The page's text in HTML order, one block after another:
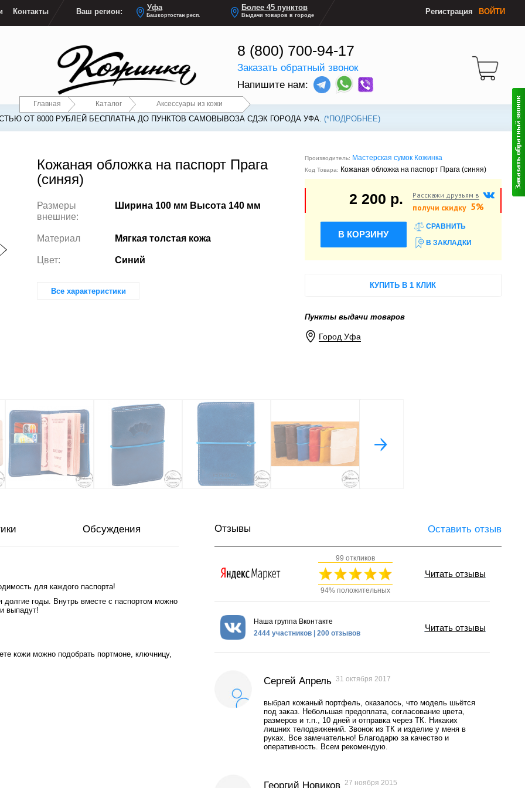
Контакты Ваш регион: Уфа
Башкортостан респ.
Более 45 пунктов
Выдачи товаров в городе Регистрация ВОЙТИ
8 (800) 700-94-17
Заказать обратный звонок
Напишите нам:
Главная Каталог Аксессуары из кожи
ОТ 8000 РУБЛЕЙ БЕСПЛАТНА ДО ПУНКТОВ САМОВЫВОЗА СДЭК ГОРОДА УФА. (*ПОДРОБНЕЕ)
Кожаная обложка на паспорт Прага
(синяя)
Размеры
внешние:
Ширина 100 мм Высота 140 мм
Материал Мягкая толстая кожа
Цвет: Синий
Все характеристики
Производитель: Мастерская сумок Кожинка
Код Товара: Кожаная обложка на паспорт Прага (синяя)
2 200 р. Расскажи друзьям в
получи скидку 5%
В КОРЗИНУ
СРАВНИТЬ
В ЗАКЛАДКИ
КУПИТЬ В 1 КЛИК
Пункты выдачи товаров
Город Уфа
Обсуждения
для каждого паспорта!
долгие годы. Внутрь вместе с паспортом можно
выпадут!
кожи можно подобрать портмоне, ключницу,
Отзывы Оставить отзыв
99 откликов
94% положительных
Читать отзывы
Наша группа Вконтакте
2444 участников | 200 отзывов
Читать отзывы
Сергей Апрель 31 октября 2017
выбрал кожаный портфель, оказалось, что модель шьётся
под заказ. Небольшая предоплата, согласование цвета,
размеров и т.п., 10 дней и отправка через ТК. Никаких
лишних телодвижений. Звонок из ТК и изделие у меня в
руках. Все замечательно! Благодарю за качество и
оперативность. Всем рекомендую.
Георгий Новиков 27 ноября 2015